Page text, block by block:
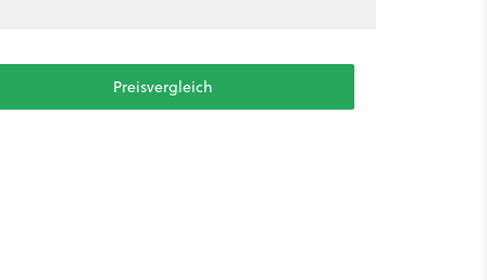
Preisvergleich